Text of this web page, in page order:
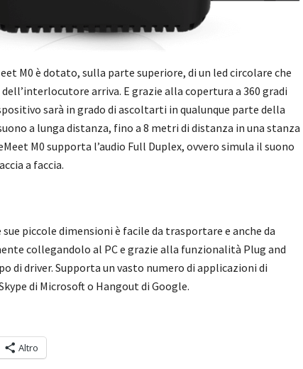
M0 è dotato, sulla parte superiore, di un led circolare che
arriva. E grazie alla copertura a 360 gradi
sarà in grado di ascoltarti in qualunque parte della
a lunga distanza, fino a 8 metri di distanza in una stanza
M0 supporta l’audio Full Duplex, ovvero simula il suono
a faccia.
piccole dimensioni è facile da trasportare e anche da
collegandolo al PC e grazie alla funzionalità Plug and
di driver. Supporta un vasto numero di applicazioni di
di Microsoft o Hangout di Google.
Altro